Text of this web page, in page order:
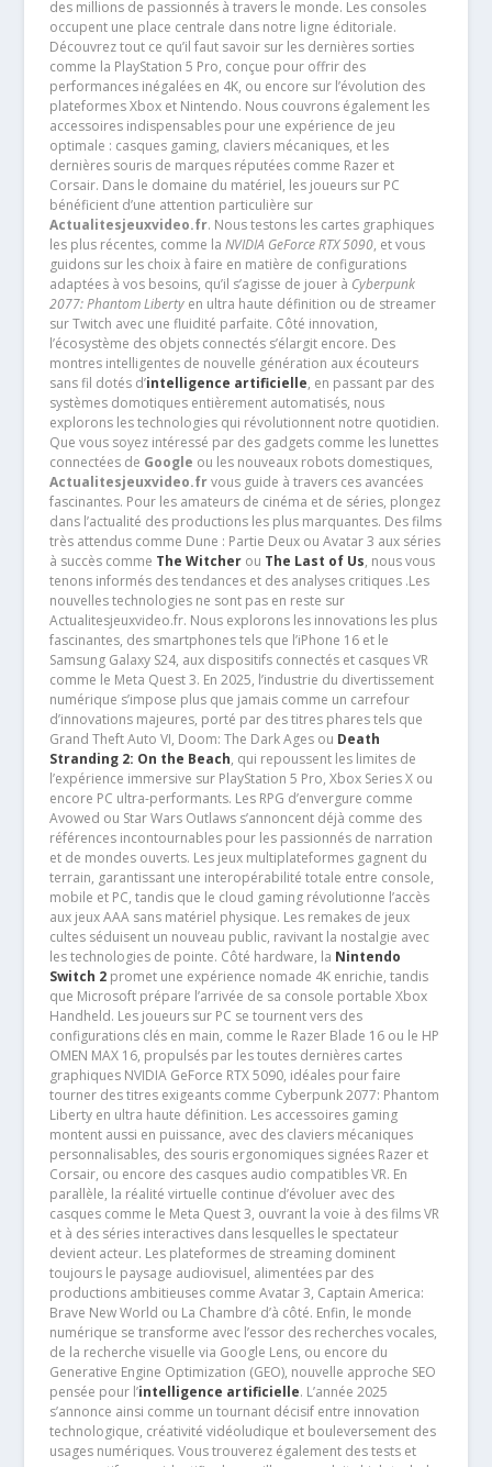
des millions de passionnés à travers le monde. Les consoles
occupent une place centrale dans notre ligne éditoriale.
Découvrez tout ce qu’il faut savoir sur les dernières sorties
comme la PlayStation 5 Pro, conçue pour offrir des
performances inégalées en 4K, ou encore sur l’évolution des
plateformes Xbox et Nintendo. Nous couvrons également les
accessoires indispensables pour une expérience de jeu
optimale : casques gaming, claviers mécaniques, et les
dernières souris de marques réputées comme Razer et
Corsair. Dans le domaine du matériel, les joueurs sur PC
bénéficient d’une attention particulière sur
Actualitesjeuxvideo.fr. Nous testons les cartes graphiques
les plus récentes, comme la NVIDIA GeForce RTX 5090, et vous
guidons sur les choix à faire en matière de configurations
adaptées à vos besoins, qu’il s’agisse de jouer à Cyberpunk
2077: Phantom Libertyen ultra haute définition ou de streamer
sur Twitch avec une fluidité parfaite. Côté innovation,
l’écosystème des objets connectés s’élargit encore. Des
montres intelligentes de nouvelle génération aux écouteurs
sans fil dotés d’intelligence artificielle, en passant par des
systèmes domotiques entièrement automatisés, nous
explorons les technologies qui révolutionnent notre quotidien.
Que vous soyez intéressé par des gadgets comme les lunettes
connectées de Google ou les nouveaux robots domestiques,
Actualitesjeuxvideo.frvous guide à travers ces avancées
fascinantes. Pour les amateurs de cinéma et de séries, plongez
dans l’actualité des productions les plus marquantes. Des films
très attendus comme Dune : Partie Deux ou Avatar 3 aux séries
à succès comme The Witcherou The Last of Us, nous vous
tenons informés des tendances et des analyses critiques .Les
nouvelles technologies ne sont pas en reste sur
Actualitesjeuxvideo.fr. Nous explorons les innovations les plus
fascinantes, des smartphones tels que l’iPhone 16 et le
Samsung Galaxy S24, aux dispositifs connectés et casques VR
comme le Meta Quest 3. En 2025, l’industrie du divertissement
numérique s’impose plus que jamais comme un carrefour
d’innovations majeures, porté par des titres phares tels que
Grand Theft Auto VI, Doom: The Dark Ages ou Death
Stranding 2: On the Beach, qui repoussent les limites de
l’expérience immersive sur PlayStation 5 Pro, Xbox Series X ou
encore PC ultra-performants. Les RPG d’envergure comme
Avowed ou Star Wars Outlaws s’annoncent déjà comme des
références incontournables pour les passionnés de narration
et de mondes ouverts. Les jeux multiplateformes gagnent du
terrain, garantissant une interopérabilité totale entre console,
mobile et PC, tandis que le cloud gaming révolutionne l’accès
aux jeux AAA sans matériel physique. Les remakes de jeux
cultes séduisent un nouveau public, ravivant la nostalgie avec
les technologies de pointe. Côté hardware, la Nintendo
Switch 2promet une expérience nomade 4K enrichie, tandis
que Microsoft prépare l’arrivée de sa console portable Xbox
Handheld. Les joueurs sur PC se tournent vers des
configurations clés en main, comme le Razer Blade 16 ou le HP
OMEN MAX 16, propulsés par les toutes dernières cartes
graphiques NVIDIA GeForce RTX 5090, idéales pour faire
tourner des titres exigeants comme Cyberpunk 2077: Phantom
Liberty en ultra haute définition. Les accessoires gaming
montent aussi en puissance, avec des claviers mécaniques
personnalisables, des souris ergonomiques signées Razer et
Corsair, ou encore des casques audio compatibles VR. En
parallèle, la réalité virtuelle continue d’évoluer avec des
casques comme le Meta Quest 3, ouvrant la voie à des films VR
et à des séries interactives dans lesquelles le spectateur
devient acteur. Les plateformes de streaming dominent
toujours le paysage audiovisuel, alimentées par des
productions ambitieuses comme Avatar 3, Captain America:
Brave New World ou La Chambre d’à côté. Enfin, le monde
numérique se transforme avec l’essor des recherches vocales,
de la recherche visuelle via Google Lens, ou encore du
Generative Engine Optimization (GEO), nouvelle approche SEO
pensée pour l’intelligence artificielle. L’année 2025
s’annonce ainsi comme un tournant décisif entre innovation
technologique, créativité vidéoludique et bouleversement des
usages numériques. Vous trouverez également des tests et